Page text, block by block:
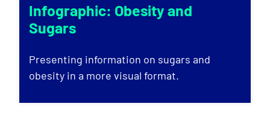
Infographic: Obesity and
Sugars
Presenting information on sugars and
obesity in a more visual format.